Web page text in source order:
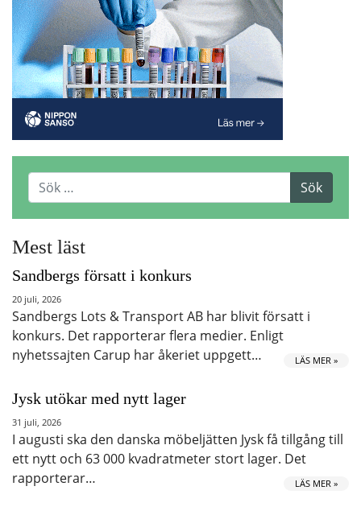
Mest läst
Sandbergs försatt i konkurs
20 juli, 2026
Sandbergs Lots & Transport AB har blivit försatt i
konkurs. Det rapporterar flera medier. Enligt
nyhetssajten Carup har åkeriet uppgett…
LÄS MER »
Jysk utökar med nytt lager
31 juli, 2026
I augusti ska den danska möbeljätten Jysk få tillgång till
ett nytt och 63 000 kvadratmeter stort lager. Det
rapporterar…
LÄS MER »